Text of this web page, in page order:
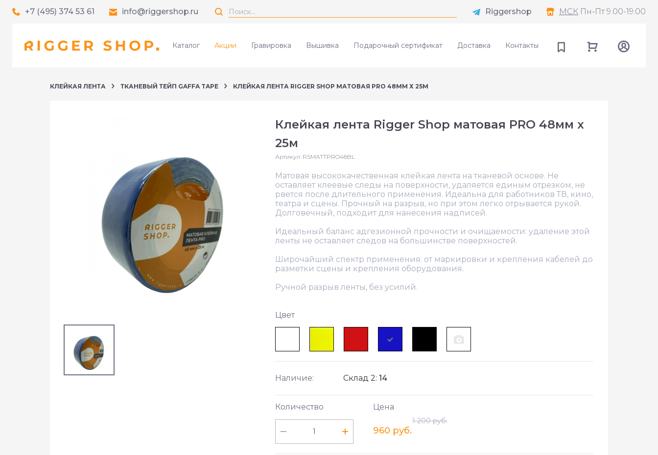
+7 (495) 374 53 61 info@riggershop.ru Riggershop МСК Пн-Пт 9.00-19.00
Каталог Акции Гравировка Вышивка Подарочный сертификат Доставка Контакты
КЛЕЙКАЯ ЛЕНТА ТКАНЕВЫЙ ТЕЙП GAFFA TAPE КЛЕЙКАЯ ЛЕНТА RIGGER SHOP МАТОВАЯ PRO 48ММ Х 25М
Клейкая лента Rigger Shop матовая PRO 48мм х
25м
Артикул: RSMATTPRO48BL
Матовая высококачественная клейкая лента на тканевой основе. Не
оставляет клеевые следы на поверхности, удаляется единым отрезком, не
рвется после длительного применения. Идеальна для работников ТВ, кино,
театра и сцены. Прочный на разрыв, но при этом легко отрывается рукой.
Долговечный, подходит для нанесения надписей.
Идеальный баланс адгезионной прочности и очищаемости: удаление этой
ленты не оставляет следов на большинстве поверхностей.
Широчайший спектр применения: от маркировки и крепления кабелей до
разметки сцены и крепления оборудования.
Ручной разрыв ленты, без усилий.
Цвет
Наличие: Склад 2: 14
Количество Цена
1 200 руб.
960 руб.